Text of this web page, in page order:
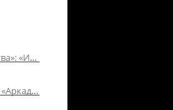
Премьера от «Усталого королевства»: «Игорь начал»
Релиз 2-й серии «БДСМ-людей» от «Аркада Фильм»